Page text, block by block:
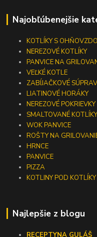
Najobľúbenejšie
KOTLÍKY S
NEREZOVÉ KOTLÍKY
PANVICE NA
VEĽKÉ KOTLE
ZABÍJAČKOVÉ
LIATINOVÉ HORÁKY
NEREZOVÉ POKRIEVKY
SMALTOVANÉ
WOK PANVICE
ROŠTY NA
HRNCE
PANVICE
PIZZA
KOTLINY POD KOTLÍKY
Najlepšie z blogu
RECEPTYNA GULÁŠ